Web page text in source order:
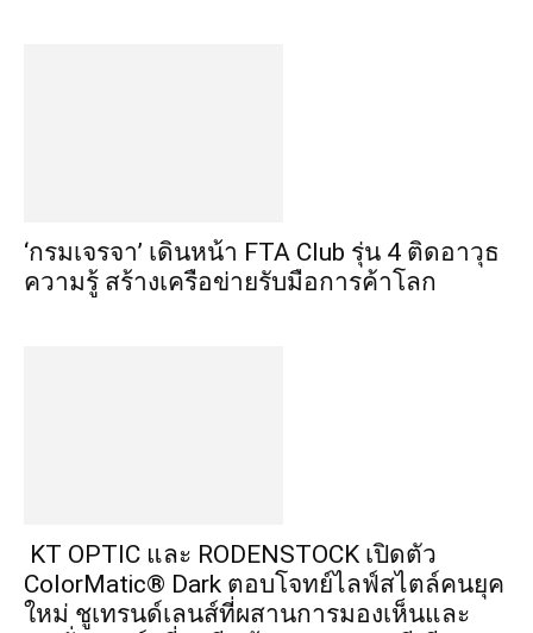
‘กรมเจรจา’ เดินหน้า FTA Club รุ่น 4 ติดอาวุธ
ความรู้ สร้างเครือข่ายรับมือการค้าโลก
KT OPTIC และ RODENSTOCK เปิดตัว
ColorMatic® Dark ตอบโจทย์ไลฟ์สไตล์คนยุค
ใหม่ ชูเทรนด์เลนส์ที่ผสานการมองเห็นและ